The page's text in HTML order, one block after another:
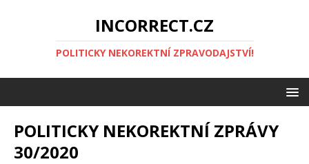
INCORRECT.CZ
POLITICKY NEKOREKTNÍ ZPRAVODAJSTVÍ!
POLITICKY NEKOREKTNÍ ZPRÁVY
30/2020